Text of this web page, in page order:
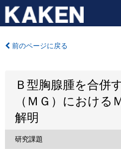
前のページに戻る
Ｂ型胸腺腫を合併
（ＭＧ）における
解明
研究課題